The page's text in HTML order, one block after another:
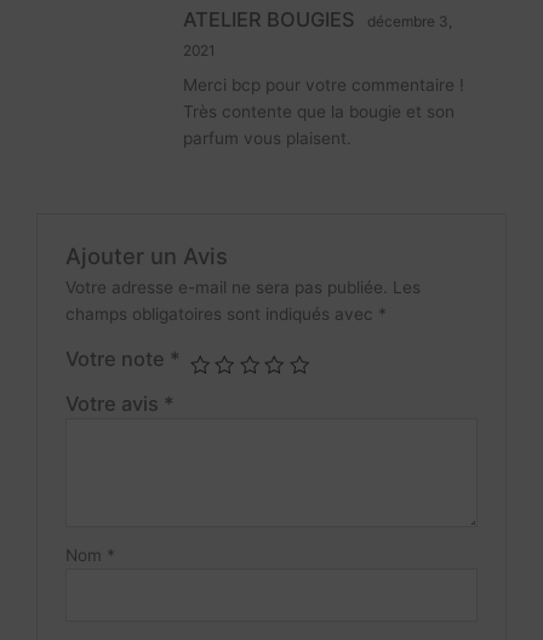
ATELIER BOUGIES
décembre 3,
2021
Merci bcp pour votre commentaire !
Très contente que la bougie et son
parfum vous plaisent.
Ajouter un Avis
Votre adresse e-mail ne sera pas publiée.
Les
champs obligatoires sont indiqués avec *
Votre note *
Votre avis *
Nom *